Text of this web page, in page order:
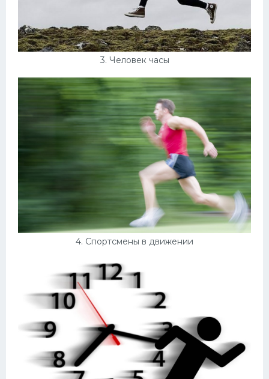
3. Человек часы
4. Спортсмены в движении